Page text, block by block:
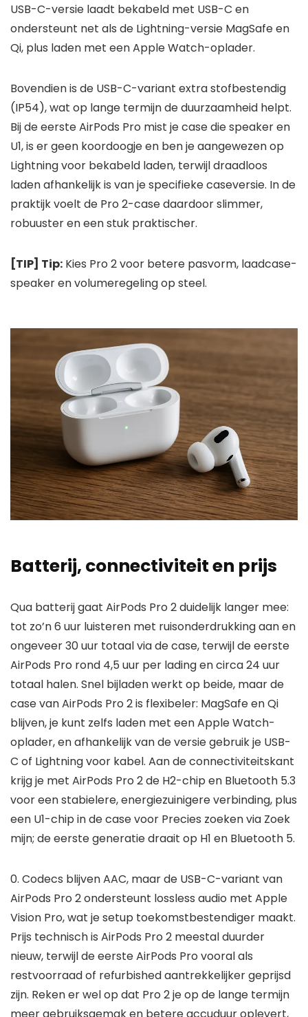
USB-C-versie laadt bekabeld met USB-C en
ondersteunt net als de Lightning-versie MagSafe en
Qi, plus laden met een Apple Watch-oplader.
Bovendien is de USB-C-variant extra stofbestendig
(IP54), wat op lange termijn de duurzaamheid helpt.
Bij de eerste AirPods Pro mist je case die speaker en
U1, is er geen koordoogje en ben je aangewezen op
Lightning voor bekabeld laden, terwijl draadloos
laden afhankelijk is van je specifieke caseversie. In de
praktijk voelt de Pro 2-case daardoor slimmer,
robuuster en een stuk praktischer.
[TIP] Tip: Kies Pro 2 voor betere pasvorm, laadcase-
speaker en volumeregeling op steel.
Batterij, connectiviteit en prijs
Qua batterij gaat AirPods Pro 2 duidelijk langer mee:
tot zo’n 6 uur luisteren met ruisonderdrukking aan en
ongeveer 30 uur totaal via de case, terwijl de eerste
AirPods Pro rond 4,5 uur per lading en circa 24 uur
totaal halen. Snel bijladen werkt op beide, maar de
case van AirPods Pro 2 is flexibeler: MagSafe en Qi
blijven, je kunt zelfs laden met een Apple Watch-
oplader, en afhankelijk van de versie gebruik je USB-
C of Lightning voor kabel. Aan de connectiviteitskant
krijg je met AirPods Pro 2 de H2-chip en Bluetooth 5.3
voor een stabielere, energiezuinigere verbinding, plus
een U1-chip in de case voor Precies zoeken via Zoek
mijn; de eerste generatie draait op H1 en Bluetooth 5.
0. Codecs blijven AAC, maar de USB-C-variant van
AirPods Pro 2 ondersteunt lossless audio met Apple
Vision Pro, wat je setup toekomstbestendiger maakt.
Prijs technisch is AirPods Pro 2 meestal duurder
nieuw, terwijl de eerste AirPods Pro vooral als
restvoorraad of refurbished aantrekkelijker geprijsd
zijn. Reken er wel op dat Pro 2 je op de lange termijn
meer gebruiksgemak en betere accuduur oplevert,